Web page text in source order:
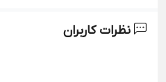
نظرات کاربران